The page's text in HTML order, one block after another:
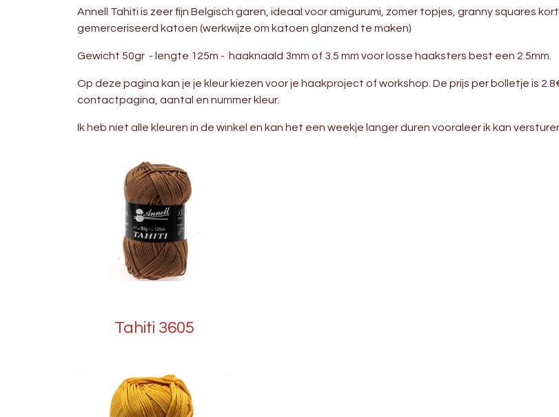
Annell Tahiti is zeer fijn Belgisch garen, ideaal voor amigurumi, zomer topjes, granny squares
gemerceriseerd katoen (werkwijze om katoen glanzend te maken)
Gewicht 50gr - lengte 125m - haaknaald 3mm of 3.5 mm voor losse haaksters best een 2.5mm.
Op deze pagina kan je je kleur kiezen voor je haakproject of workshop. De prijs per bolletje is
contactpagina, aantal en nummer kleur.
Ik heb niet alle kleuren in de winkel en kan het een weekje langer duren vooraleer ik kan
Tahiti 3605